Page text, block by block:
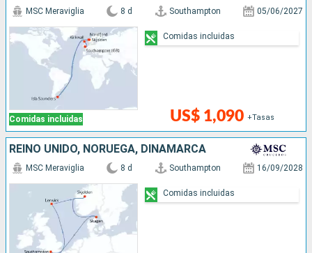
Comidas incluidas
MSC Meraviglia 8 d Southampton 05/06/2027
US$ 1,090 +Tasas
Comidas incluidas
REINO UNIDO, NORUEGA, DINAMARCA
MSC Meraviglia 8 d Southampton 16/09/2028
Comidas incluidas